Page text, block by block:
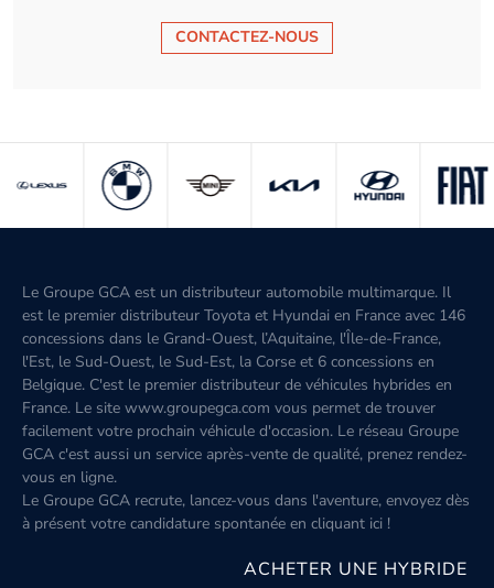
CONTACTEZ-NOUS
Le Groupe GCA est un distributeur automobile multimarque. Il
est le premier distributeur Toyota et Hyundai en France avec 146
concessions dans le Grand-Ouest, l’Aquitaine, l'Île-de-France,
l'Est, le Sud-Ouest, le Sud-Est, la Corse et 6 concessions en
Belgique. C'est le premier distributeur de véhicules hybrides en
France. Le site www.groupegca.com vous permet de trouver
facilement votre prochain véhicule d'occasion. Le réseau Groupe
GCA c'est aussi un service après-vente de qualité, prenez rendez-
vous en ligne.
Le Groupe GCA recrute, lancez-vous dans l'aventure, envoyez dès
à présent votre candidature spontanée en cliquant ici !
ACHETER UNE HYBRIDE